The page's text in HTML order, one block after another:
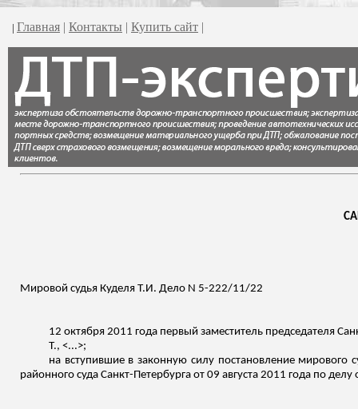
| Главная | Контакты | Купить сайт |
Мировой судья Куделя Т.И. Дело N 5-222/11/22
12 октября 2011 года первый заместитель председателя
Т., <...>;
на вступившие в законную силу постановление мирового
районного суда Санкт-Петербурга от 09 августа 2011 года по